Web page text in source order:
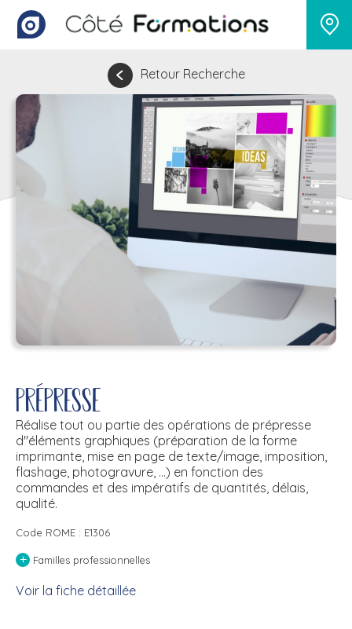
Retour Recherche
Prépresse
Réalise tout ou partie des opérations de prépresse
d''éléments graphiques (préparation de la forme
imprimante, mise en page de texte/image, imposition,
flashage, photogravure, ...) en fonction des
commandes et des impératifs de quantités, délais,
qualité.
Code ROME : E1306
+ Familles professionnelles
Voir la fiche détaillée